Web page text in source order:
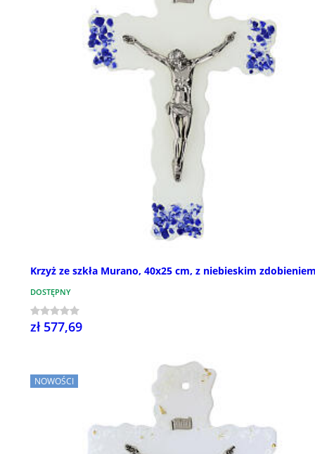
Krzyż ze szkła Murano, 40x25 cm, z niebieskim
DOSTĘPNY
zł 577,69
NOWOŚCI